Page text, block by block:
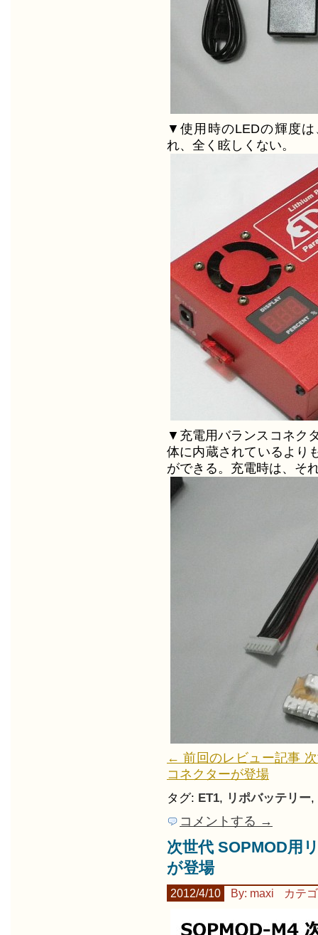
▼使用時のLEDの輝度
れ、全く眩しくない。
▼充電用バランスコネク
体に内蔵されているより
ができる。充電時は、そ
← 前回のレビュー記事
コネクターが登場
タグ: ET1, リポバッテリー,
コメントする →
次世代 SOPMOD用
が登場
2012/4/10 By: maxi カテ